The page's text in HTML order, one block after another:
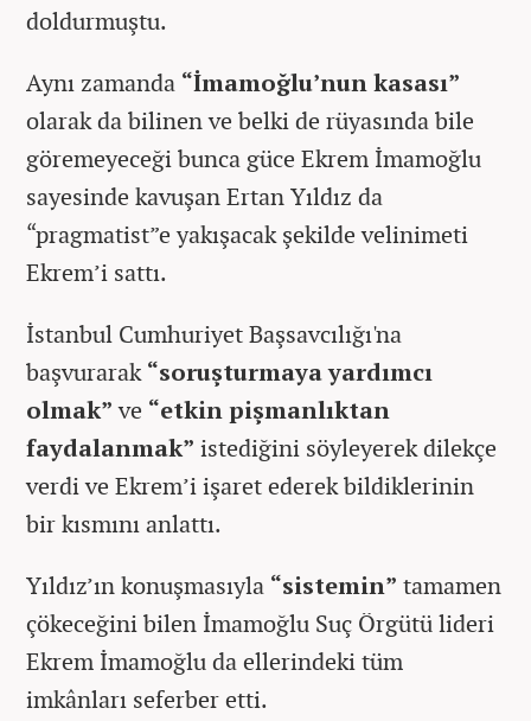
doldurmuştu.
Aynı zamanda “İmamoğlu’nun kasası”
olarak da bilinen ve belki de rüyasında bile
göremeyeceği bunca güce Ekrem İmamoğlu
sayesinde kavuşan Ertan Yıldız da
“pragmatist”e yakışacak şekilde velinimeti
Ekrem’i sattı.
İstanbul Cumhuriyet Başsavcılığı'na
başvurarak“soruşturmaya yardımcı
olmak”ve “etkin pişmanlıktan
faydalanmak” istediğini söyleyerek dilekçe
verdi ve Ekrem’i işaret ederek bildiklerinin
bir kısmını anlattı.
Yıldız’ın konuşmasıyla “sistemin” tamamen
çökeceğini bilen İmamoğlu Suç Örgütü lideri
Ekrem İmamoğlu da ellerindeki tüm
imkânları seferber etti.